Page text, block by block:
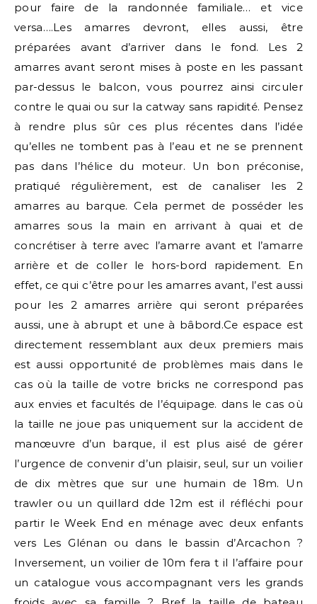
pour faire de la randonnée familiale… et vice
versa….Les amarres devront, elles aussi, être
préparées avant d’arriver dans le fond. Les 2
amarres avant seront mises à poste en les passant
par-dessus le balcon, vous pourrez ainsi circuler
contre le quai ou sur la catway sans rapidité. Pensez
à rendre plus sûr ces plus récentes dans l’idée
qu’elles ne tombent pas à l’eau et ne se prennent
pas dans l’hélice du moteur. Un bon préconise,
pratiqué régulièrement, est de canaliser les 2
amarres au barque. Cela permet de posséder les
amarres sous la main en arrivant à quai et de
concrétiser à terre avec l’amarre avant et l’amarre
arrière et de coller le hors-bord rapidement. En
effet, ce qui c’être pour les amarres avant, l’est aussi
pour les 2 amarres arrière qui seront préparées
aussi, une à abrupt et une à bâbord.Ce espace est
directement ressemblant aux deux premiers mais
est aussi opportunité de problèmes mais dans le
cas où la taille de votre bricks ne correspond pas
aux envies et facultés de l’équipage. dans le cas où
la taille ne joue pas uniquement sur la accident de
manœuvre d’un barque, il est plus aisé de gérer
l’urgence de convenir d’un plaisir, seul, sur un voilier
de dix mètres que sur une humain de 18m. Un
trawler ou un quillard dde 12m est il réfléchi pour
partir le Week End en ménage avec deux enfants
vers Les Glénan ou dans le bassin d’Arcachon ?
Inversement, un voilier de 10m fera t il l’affaire pour
un catalogue vous accompagnant vers les grands